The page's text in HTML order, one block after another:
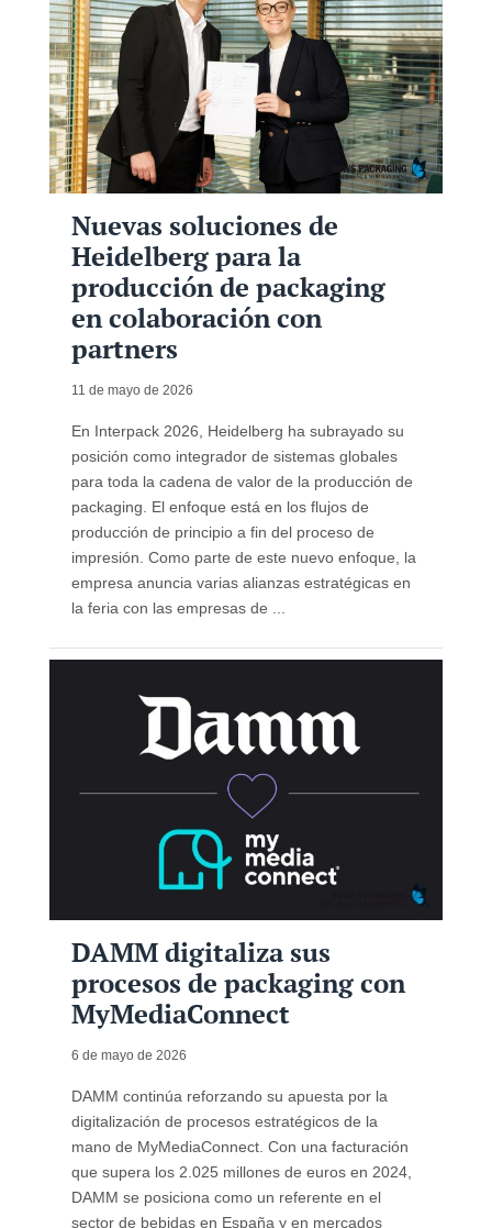
Nuevas soluciones de
Heidelberg para la
producción de packaging
en colaboración con
partners
11 de mayo de 2026
En Interpack 2026, Heidelberg ha subrayado su
posición como integrador de sistemas globales
para toda la cadena de valor de la producción de
packaging. El enfoque está en los flujos de
producción de principio a fin del proceso de
impresión. Como parte de este nuevo enfoque, la
empresa anuncia varias alianzas estratégicas en
la feria con las empresas de ...
DAMM digitaliza sus
procesos de packaging con
MyMediaConnect
6 de mayo de 2026
DAMM continúa reforzando su apuesta por la
digitalización de procesos estratégicos de la
mano de MyMediaConnect. Con una facturación
que supera los 2.025 millones de euros en 2024,
DAMM se posiciona como un referente en el
sector de bebidas en España y en mercados